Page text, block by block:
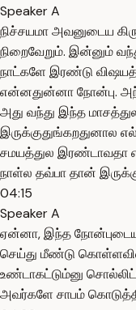
Speaker A
நிச்சயமா அவனுடைய
நிறைவேறும். இன்னும்
நாட்களே இரண்டு
என்னதுன்னா நோன்பு.
அது வந்து இந்த
இருக்குதுங்கறதுனால
சமயத்துல இரண்டாவதா
நாள்ல தவ்பா தான்
04:15
Speaker A
ஏன்னா, இந்த நோன்புடைய
செய்து மீண்டு
உண்டாகட்டும்னு
அவர்களே சாபம்